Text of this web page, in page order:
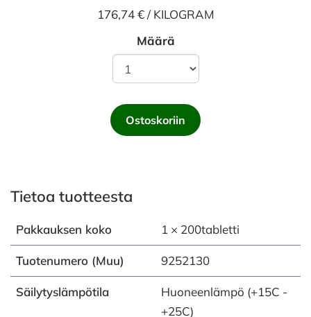
176,74 € / KILOGRAM
Määrä
Ostoskoriin
Tietoa tuotteesta
Pakkauksen koko 1 × 200tabletti
Tuotenumero (Muu) 9252130
Säilytyslämpötila
Huoneenlämpö (+15C -
+25C)